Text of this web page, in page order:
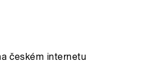
českém internetu